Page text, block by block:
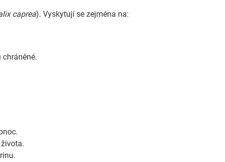
caprea). Vyskytují se zejména na:
chráněné.